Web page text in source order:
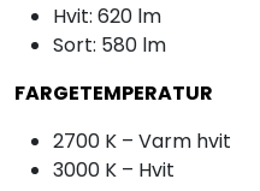
Hvit: 620 lm
Sort: 580 lm
FARGETEMPERATUR
2700 K – Varm hvit
3000 K – Hvit